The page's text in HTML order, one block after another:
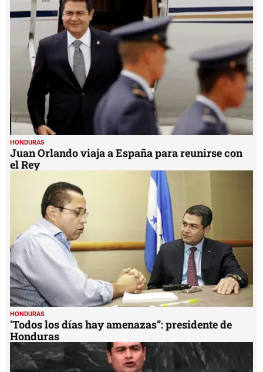
minute,
seconds
HONDURAS
Juan Orlando viaja a España para reunirse con
el Rey
HONDURAS
'Todos los días hay amenazas”: presidente de
Honduras